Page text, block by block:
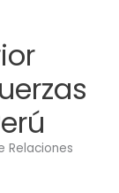
Relaciones